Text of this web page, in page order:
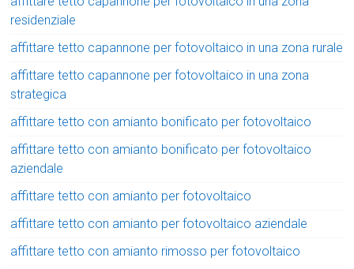
residenziale
affittare tetto capannone per fotovoltaico in una zona rurale
affittare tetto capannone per fotovoltaico in una zona
strategica
affittare tetto con amianto bonificato per fotovoltaico
affittare tetto con amianto bonificato per fotovoltaico
aziendale
affittare tetto con amianto per fotovoltaico
affittare tetto con amianto per fotovoltaico aziendale
affittare tetto con amianto rimosso per fotovoltaico